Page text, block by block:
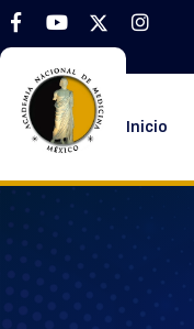
Inicio